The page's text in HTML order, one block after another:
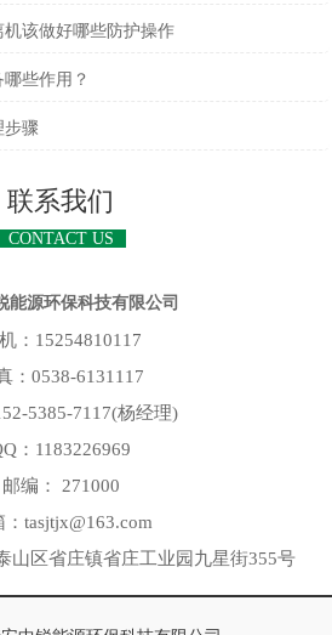
该做好哪些防护操作
些作用？
步骤
联系我们
CONTACT US
能源环保科技有限公司
：15254810117
：0538-6131117
5385-7117(杨经理)
：1183226969
邮编： 271000
：tasjtjx@163.com
山区省庄镇省庄工业园九星街355号